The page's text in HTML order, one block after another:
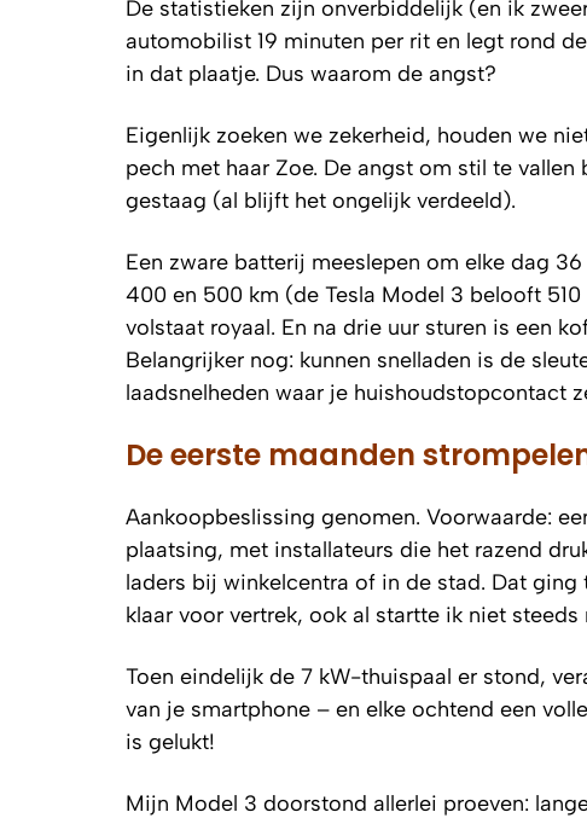
De statistieken zijn onverbiddelijk (en ik
automobilist 19 minuten per rit en legt rond
in dat plaatje. Dus waarom de angst?
Eigenlijk zoeken we zekerheid, houden we
pech met haar Zoe. De angst om stil te
gestaag (al blijft het ongelijk verdeeld).
Een zware batterij meeslepen om elke dag
400 en 500 km (de Tesla Model 3 belooft
volstaat royaal. En na drie uur sturen is een
Belangrijker nog: kunnen snelladen is de
laadsnelheden waar je huishoudstopcontact
De eerste maanden
Aankoopbeslissing genomen. Voorwaarde:
plaatsing, met installateurs die het razend
laders bij winkelcentra of in de stad. Dat
klaar voor vertrek, ook al startte ik niet
Toen eindelijk de 7 kW-thuispaal er stond,
van je smartphone – en elke ochtend een
is gelukt!
Mijn Model 3 doorstond allerlei proeven: